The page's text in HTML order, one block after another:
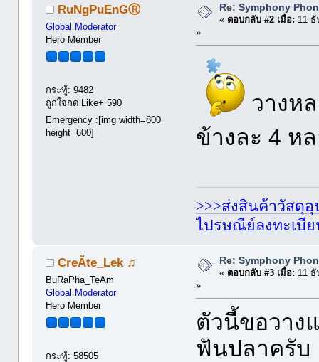
RuNgPuEnGⓇ
Global Moderator
Hero Member
กระทู้: 9482
ถูกใจกด Like+ 590
Emergency :[img width=800
height=600]
Re: Symphony
« ตอบกลับ #2 เมื่อ: 11 ธั
»
วางหล
ข้างละ 4 ห
>>>ส่งสินค้าวัสดุ
ไปรษณีย์ลงทะเบีย
CreÃte_Lek ♫
BuRaPha_TeAm
Global Moderator
Hero Member
กระทู้: 58505
Re: Symphony
« ตอบกลับ #3 เมื่อ: 11 ธั
»
ตัวนี้ขอวาง
ฟันปลาครับ